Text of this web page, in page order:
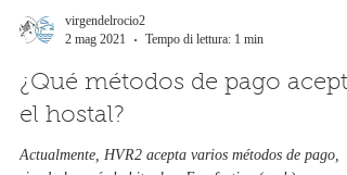
2 mag 2021
Tempo di lettura: 1 min
¿Qué métodos de pago
el hostal?